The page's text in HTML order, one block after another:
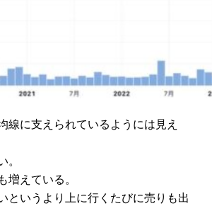
線に支えられているようには見え
増えている。
というより上に行くたびに売りも出